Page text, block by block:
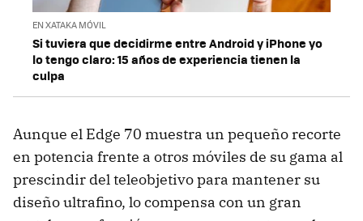
EN XATAKA MÓVIL
Si tuviera que decidirme entre Android y iPhone yo
lo tengo claro: 15 años de experiencia tienen la
culpa
Aunque el Edge 70 muestra un pequeño recorte
en potencia frente a otros móviles de su gama al
prescindir del teleobjetivo para mantener su
diseño ultrafino, lo compensa con un gran